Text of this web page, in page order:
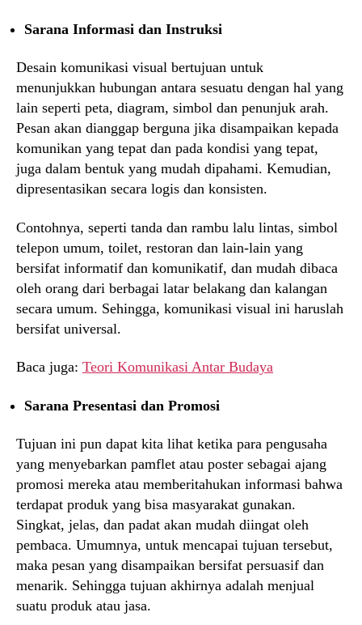
Sarana Informasi dan Instruksi
Desain komunikasi visual bertujuan untuk
menunjukkan hubungan antara sesuatu dengan hal yang
lain seperti peta, diagram, simbol dan penunjuk arah.
Pesan akan dianggap berguna jika disampaikan kepada
komunikan yang tepat dan pada kondisi yang tepat,
juga dalam bentuk yang mudah dipahami. Kemudian,
dipresentasikan secara logis dan konsisten.
Contohnya, seperti tanda dan rambu lalu lintas, simbol
telepon umum, toilet, restoran dan lain-lain yang
bersifat informatif dan komunikatif, dan mudah dibaca
oleh orang dari berbagai latar belakang dan kalangan
secara umum. Sehingga, komunikasi visual ini haruslah
bersifat universal.
Baca juga: Teori Komunikasi Antar Budaya
Sarana Presentasi dan Promosi
Tujuan ini pun dapat kita lihat ketika para pengusaha
yang menyebarkan pamflet atau poster sebagai ajang
promosi mereka atau memberitahukan informasi bahwa
terdapat produk yang bisa masyarakat gunakan.
Singkat, jelas, dan padat akan mudah diingat oleh
pembaca. Umumnya, untuk mencapai tujuan tersebut,
maka pesan yang disampaikan bersifat persuasif dan
menarik. Sehingga tujuan akhirnya adalah menjual
suatu produk atau jasa.